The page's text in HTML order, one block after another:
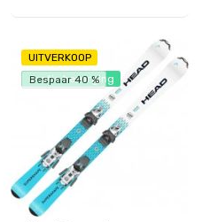
UITVERKOOP
Gratis bezorging
Bespaar 40 %